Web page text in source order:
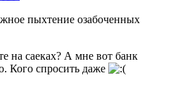
пыхтение озабоченных
на саеках? А мне вот банк
Кого спросить даже